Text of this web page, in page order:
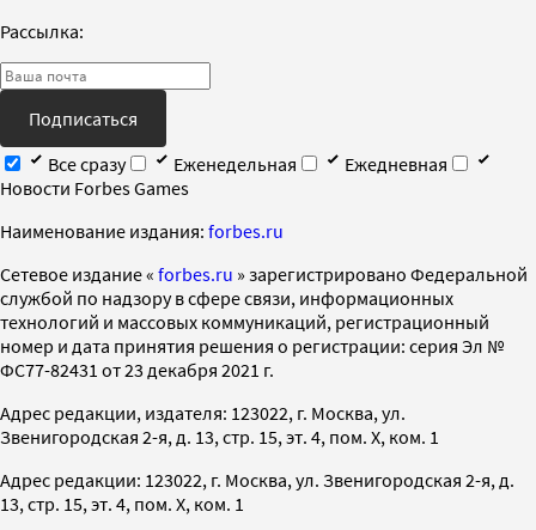
Рассылка:
Подписаться
Все сразу
Еженедельная
Ежедневная
Новости Forbes Games
Наименование издания: forbes.ru
Cетевое издание « forbes.ru » зарегистрировано Федеральной
службой по надзору в сфере связи, информационных
технологий и массовых коммуникаций, регистрационный
номер и дата принятия решения о регистрации: серия Эл №
ФС77-82431 от 23 декабря 2021 г.
Адрес редакции, издателя: 123022, г. Москва, ул.
Звенигородская 2-я, д. 13, стр. 15, эт. 4, пом. X, ком. 1
Адрес редакции: 123022, г. Москва, ул. Звенигородская 2-я, д.
13, стр. 15, эт. 4, пом. X, ком. 1